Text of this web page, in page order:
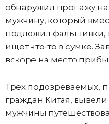
обнаружил пропажу
мужчину, который
подложил фальшивки,
ищет что-то в сумке.
вскоре на место
Трех подозреваемых,
граждан Китая,
мужчины